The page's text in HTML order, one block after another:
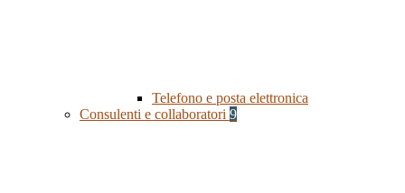
Telefono e posta elettronica
Consulenti e collaboratori 9